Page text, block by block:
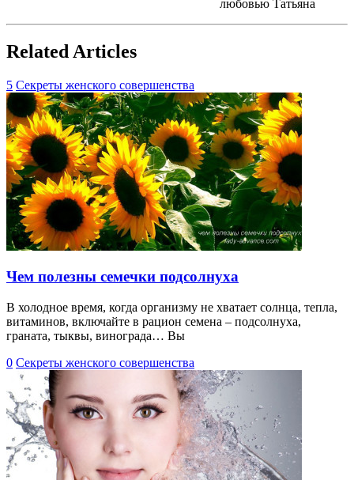
любовью Татьяна
Related Articles
5 Секреты женского совершенства
Чем полезны семечки подсолнуха
В холодное время, когда организму не хватает солнца, тепла,
витаминов, включайте в рацион семена – подсолнуха,
граната, тыквы, винограда… Вы
0 Секреты женского совершенства